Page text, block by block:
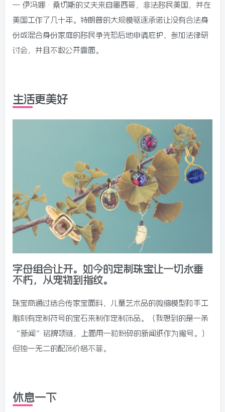
— 伊冯娜·桑切斯的丈夫来自墨西哥，非法移民美国，并在
美国工作了几十年。特朗普的大规模驱逐承诺让没有合法身
份或混合身份家庭的移民争先恐后地申请庇护、参加法律研
讨会，并且不敢公开露面。
生活更美好
字母组合让开。如今的定制珠宝让一切永垂
不朽，从宠物到指纹。
珠宝商通过结合传家宝面料、儿童艺术品的微缩模型和手工
雕刻有定制符号的宝石来制作定制饰品。（我想到的是一条
“新闻”铭牌项链，上面用一粒粉碎的新闻纸作为撇号。）
但独一无二的配饰价格不菲。
休息一下